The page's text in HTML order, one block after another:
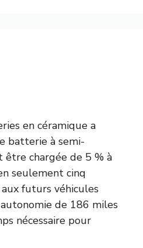
en céramique a
batterie à semi-
chargée de 5 % à
seulement cinq
futurs véhicules
de 186 miles
nécessaire pour